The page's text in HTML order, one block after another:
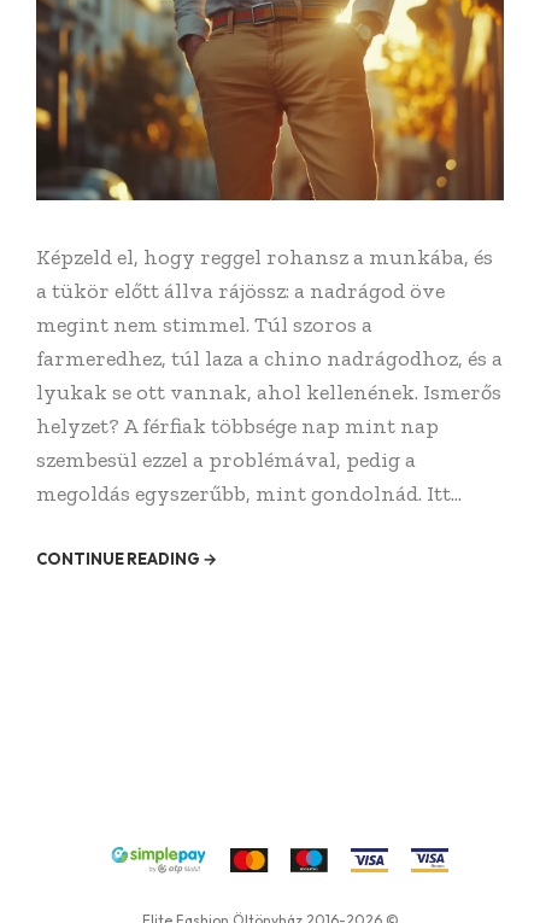
Képzeld el, hogy reggel rohansz a munkába, és
a tükör előtt állva rájössz: a nadrágod öve
megint nem stimmel. Túl szoros a
farmeredhez, túl laza a chino nadrágodhoz, és a
lyukak se ott vannak, ahol kellenének. Ismerős
helyzet? A férfiak többsége nap mint nap
szembesül ezzel a problémával, pedig a
megoldás egyszerűbb, mint gondolnád. Itt...
CONTINUE READING →